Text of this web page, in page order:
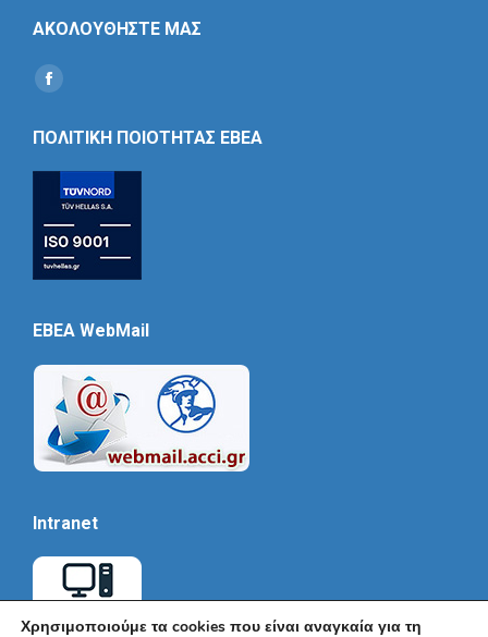
ΑΚΟΛΟΥΘΗΣΤΕ ΜΑΣ
Find us on:
Social
ΠΟΛΙΤΙΚΗ ΠΟΙΟΤΗΤΑΣ ΕΒΕΑ
EBEA WebMail
Intranet
Χρησιμοποιούμε τα cookies που είναι αναγκαία για τη